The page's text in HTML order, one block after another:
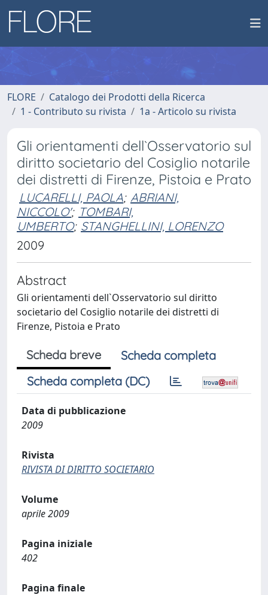
FLORE
Catalogo dei Prodotti della Ricerca
1 - Contributo su rivista
1a - Articolo su rivista
Gli orientamenti dell`Osservatorio sul
diritto societario del Cosiglio notarile
dei distretti di Firenze, Pistoia e Prato
LUCARELLI, PAOLA; ABRIANI,
NICCOLO'; TOMBARI,
UMBERTO; STANGHELLINI, LORENZO
2009
Abstract
Gli orientamenti dell`Osservatorio sul diritto
societario del Cosiglio notarile dei distretti di
Firenze, Pistoia e Prato
Scheda breve
Scheda completa
Scheda completa (DC)
Data di pubblicazione
2009
Rivista
RIVISTA DI DIRITTO SOCIETARIO
Volume
aprile 2009
Pagina iniziale
402
Pagina finale